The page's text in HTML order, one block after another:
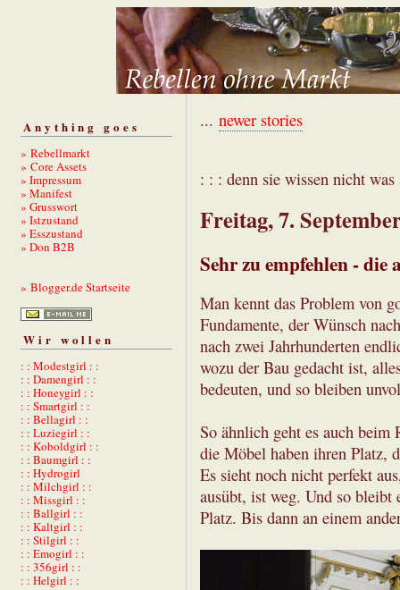
Anything goes
» Rebellmarkt
» Core Assets
» Impressum
» Manifest
» Grusswort
» Istzustand
» Esszustand
» Don B2B
» Blogger.de Startseite
Wir wollen
: : Modestgirl : :
: : Damengirl : :
: : Honeygirl : :
: : Smartgirl : :
: : Bellagirl : :
: : Luziegirl : :
: : Koboldgirl : :
: : Baumgirl : :
: : Hydrogirl
: : Milchgirl : :
: : Missgirl : :
: : Ballgirl : :
: : Kaltgirl : :
: : Stilgirl : :
: : Emogirl : :
: : 356girl : :
: : Helgirl : :
... newer stories
: : : denn sie wissen nicht
Freitag, 7.
Sehr zu empfehlen - die
Man kennt das Problem von
Fundamente, der Wünsch
nach zwei Jahrhunderten
wozu der Bau gedacht ist,
bedeuten, und so bleiben
So ähnlich geht es auch beim
die Möbel haben ihren Platz,
Es sieht noch nicht perfekt
ausübt, ist weg. Und so bleibt
Platz. Bis dann an einem